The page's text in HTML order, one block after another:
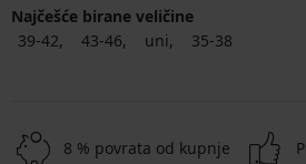
Najčešće birane veličine
39-42
43-46 uni 35-38
8 % povrata od kupnje